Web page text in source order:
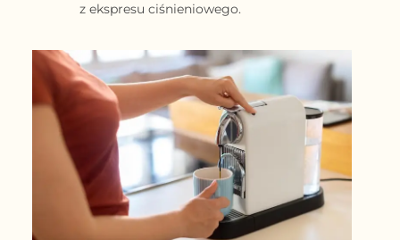
z ekspresu ciśnieniowego.